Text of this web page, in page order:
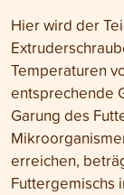
Hier wird der
Temperaturen
entsprechende
Garung des
erreichen,
Futtergemischs